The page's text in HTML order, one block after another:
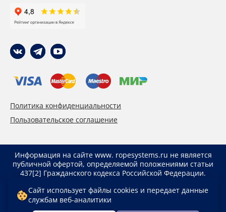
Политика конфиденциальности
Пользовательское соглашение
Информация на сайте www. ropesystems.ru не является
публичной офертой, определяемой положениями статьи
437[2] Гражданского кодекса Российской Федерации.
заказа через интернет-магазин www. ropesystems.ru.
Цены при оформлении заказа иным способом могут
отличаться от указанных на сайте.
Сайт использует файлы cookies и передает данные
службам веб-аналитики